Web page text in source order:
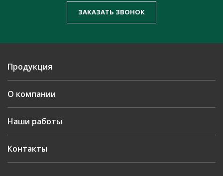
ЗАКАЗАТЬ ЗВОНОК
Продукция
О компании
Наши работы
Контакты